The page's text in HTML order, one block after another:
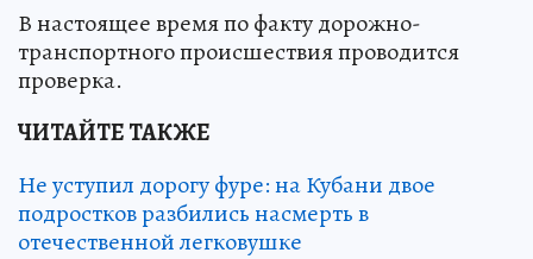
В настоящее время по факту дорожно-
транспортного происшествия проводится
проверка.
ЧИТАЙТЕ ТАКЖЕ
Не уступил дорогу фуре: на Кубани двое
подростков разбились насмерть в
отечественной легковушке